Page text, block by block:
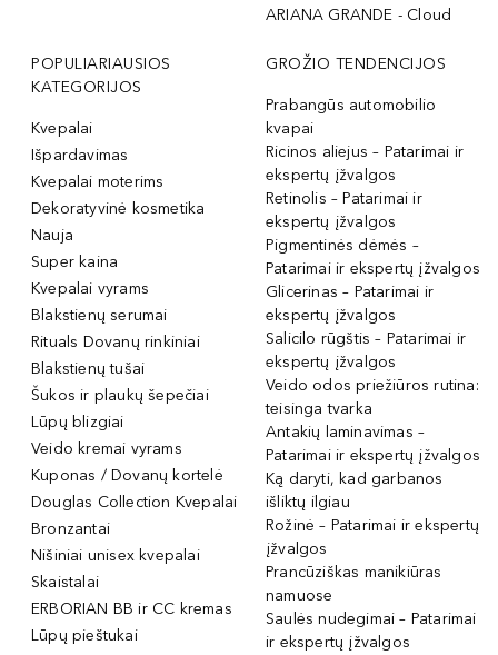
ARIANA GRANDE - Cloud
POPULIARIAUSIOS
KATEGORIJOS
Kvepalai
Išpardavimas
Kvepalai moterims
Dekoratyvinė kosmetika
Nauja
Super kaina
Kvepalai vyrams
Blakstienų serumai
Rituals Dovanų rinkiniai
Blakstienų tušai
Šukos ir plaukų šepečiai
Lūpų blizgiai
Veido kremai vyrams
Kuponas / Dovanų kortelė
Douglas Collection Kvepalai
Bronzantai
Nišiniai unisex kvepalai
Skaistalai
ERBORIAN BB ir CC kremas
Lūpų pieštukai
GROŽIO TENDENCIJOS
Prabangūs automobilio
kvapai
Ricinos aliejus – Patarimai ir
ekspertų įžvalgos
Retinolis – Patarimai ir
ekspertų įžvalgos
Pigmentinės dėmės –
Patarimai ir ekspertų įžvalgos
Glicerinas – Patarimai ir
ekspertų įžvalgos
Salicilo rūgštis – Patarimai ir
ekspertų įžvalgos
Veido odos priežiūros rutina:
teisinga tvarka
Antakių laminavimas –
Patarimai ir ekspertų įžvalgos
Ką daryti, kad garbanos
išliktų ilgiau
Rožinė – Patarimai ir ekspertų
įžvalgos
Prancūziškas manikiūras
namuose
Saulės nudegimai – Patarimai
ir ekspertų įžvalgos